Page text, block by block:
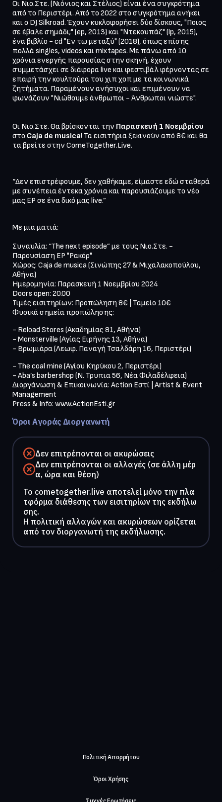
Οι Νιο.Στε. (Νιόνιος και Στέλιος) είναι ένα συγκρότημα
από το Περιστέρι. Από το 2022 στο συγκρότημα ανήκει
και ο DJ Silkroad. Έχουν κυκλοφορήσει δύο δίσκους, "Ποιος
σε έβαλε σημάδι;" (ep, 2013) και "Ντεκουπάζ" (lp, 2015),
ένα βιβλίο - cd "Εν τω μεταξύ" (2018), όπως επίσης
πολλά singles, videos και mixtapes. Με πάνω από 10
χρόνια ενεργής παρουσίας στην σκηνή, έχουν
συμμετάσχει σε διάφορα live και φεστιβάλ φέρνοντας σε
επαφή την κουλτούρα του χιπ χοπ με τα κοινωνικά
ζητήματα. Παραμένουν ανήσυχοι και επιμένουν να
φωνάζουν "Νιώθουμε άνθρωποι - Άνθρωποι νιώστε".
Οι Νιο.Στε. Θα βρίσκονται την
στο Caja de musica! Τα εισιτήρια ξεκινούν από 8€ και θα
τα βρείτε στην ComeTogether.Live.
“Δεν επιστρέφουμε, δεν χαθήκαμε, είμαστε εδώ σταθερά
με συνέπεια έντεκα χρόνια και παρουσιάζουμε το νέο
μας EP σε ένα δικό μας live.”
Με μια ματιά:
Συναυλία: “The next episode” με τους Νιο.Στε. -
Παρουσίαση EP "Ρακόρ"
Χώρος: Caja de musica (Σινώπης 27 & Μιχαλακοπούλου,
Αθήνα)
Ημερομηνία: Παρασκευή 1 Νοεμβρίου 2024
Doors open: 20.00
Τιμές εισιτηρίων: Προπώληση 8€ | Ταμείο 10€
Φυσικά σημεία προπώλησης:
- Reload Stores (Ακαδημίας 81, Αθήνα)
- Monsterville (Αγίας Ειρήνης 13, Αθήνα)
- Βρωμιάρα (Λεωφ. Παναγή Τσαλδάρη 16, Περιστέρι)
- The coal mine (Αγίου Κηρύκου 2, Περιστέρι)
- Αba’s barbershop (Ν. Τρυπια 56, Νέα Φιλαδέλφεια)
Διοργάνωση & Επικοινωνία: Action Εστί | Artist & Event
Management
Press & Info: www.ActionEsti.gr
Όροι Αγοράς Διοργανωτή
Δεν επιτρέπονται οι ακυρώσεις
Δεν επιτρέπονται οι αλλαγές (σε άλλη μέρ
α, ώρα και θέση)
To cometogether.live αποτελεί μόνο την πλα
τφόρμα διάθεσης των εισιτηρίων της εκδήλω
σης.
Η πολιτική αλλαγών και ακυρώσεων ορίζεται
από τον διοργανωτή της εκδήλωσης.
Πολιτική Απορρήτου
Όροι Χρήσης